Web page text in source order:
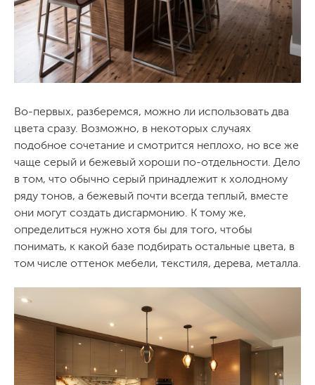
Во-первых, разберемся, можно ли использовать два
цвета сразу. Возможно, в некоторых случаях
подобное сочетание и смотрится неплохо, но все же
чаще серый и бежевый хороши по-отдельности. Дело
в том, что обычно серый принадлежит к холодному
ряду тонов, а бежевый почти всегда теплый, вместе
они могут создать дисгармонию. К тому же,
определиться нужно хотя бы для того, чтобы
понимать, к какой базе подбирать остальные цвета, в
том числе оттенок мебели, текстиля, дерева, металла.